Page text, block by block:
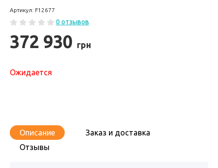
Артикул: F12677
0 отзывов
372 930 грн
Ожидается
Описание
Заказ и доставка
Отзывы